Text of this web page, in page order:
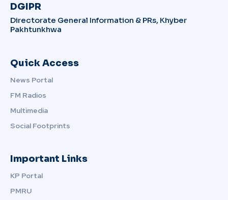
DGIPR
Directorate General Information & PRs, Khyber
Pakhtunkhwa
Quick Access
News Portal
FM Radios
Multimedia
Social Footprints
Important Links
KP Portal
PMRU